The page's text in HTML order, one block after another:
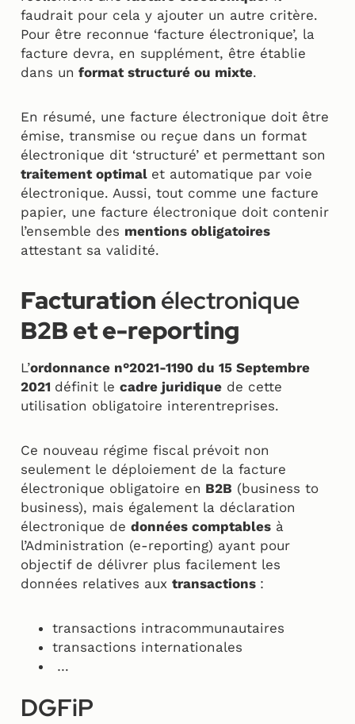
faudrait pour cela y ajouter un autre critère.
Pour être reconnue ‘facture électronique’, la
facture devra, en supplément, être établie
dans un format structuré ou mixte.
En résumé, une facture électronique doit être
émise, transmise ou reçue dans un format
électronique dit ‘structuré’ et permettant son
traitement optimal et automatique par voie
électronique. Aussi, tout comme une facture
papier, une facture électronique doit contenir
l’ensemble des mentions obligatoires
attestant sa validité.
Facturation électronique
B2B et e-reporting
L’ordonnance n°2021-1190 du 15 Septembre
2021 définit le cadre juridique de cette
utilisation obligatoire interentreprises.
Ce nouveau régime fiscal prévoit non
seulement le déploiement de la facture
électronique obligatoire en B2B (business to
business), mais également la déclaration
électronique de données comptables à
l’Administration (e-reporting) ayant pour
objectif de délivrer plus facilement les
données relatives aux transactions :
transactions intracommunautaires
transactions internationales
…
DGFiP